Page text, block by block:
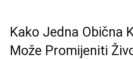
Kako Jedna Obična
Može Promijeniti